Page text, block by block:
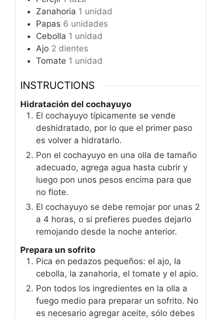
Zanahoria 1 unidad
Papas 6 unidades
Cebolla 1 unidad
Ajo 2 dientes
Tomate 1 unidad
INSTRUCTIONS
Hidratación del cochayuyo
El cochayuyo típicamente se vende
deshidratado, por lo que el primer paso
es volver a hidratarlo.
Pon el cochayuyo en una olla de tamaño
adecuado, agrega agua hasta cubrir y
luego pon unos pesos encima para que
no flote.
El cochayuyo se debe remojar por unas 2
a 4 horas, o si prefieres puedes dejarlo
remojando desde la noche anterior.
Prepara un sofrito
Pica en pedazos pequeños: el ajo, la
cebolla, la zanahoria, el tomate y el apio.
Pon todos los ingredientes en la olla a
fuego medio para preparar un sofrito. No
es necesario agregar aceite, sólo debes